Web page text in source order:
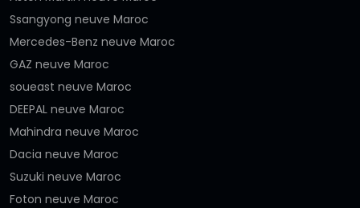
Ssangyong neuve Maroc
Mercedes-Benz neuve Maroc
GAZ neuve Maroc
soueast neuve Maroc
DEEPAL neuve Maroc
Mahindra neuve Maroc
Dacia neuve Maroc
Suzuki neuve Maroc
Foton neuve Maroc